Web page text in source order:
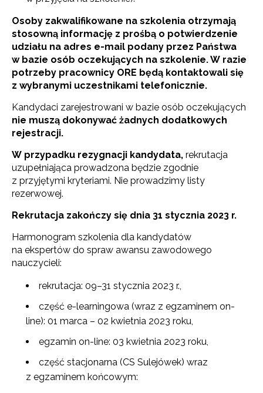
Osoby zakwalifikowane na szkolenia otrzymają
stosowną informację z prośbą o potwierdzenie
udziału na adres e-mail podany przez Państwa
w bazie osób oczekujących na szkolenie. W razie
potrzeby pracownicy ORE będą kontaktowali się
z wybranymi uczestnikami telefonicznie.
Kandydaci zarejestrowani w bazie osób oczekujących
nie muszą dokonywać żadnych dodatkowych
rejestracji.
W przypadku rezygnacji kandydata, rekrutacja
uzupełniająca prowadzona będzie zgodnie
z przyjętymi kryteriami. Nie prowadzimy listy
rezerwowej.
Rekrutacja zakończy się dnia 31 stycznia 2023 r.
Harmonogram szkolenia dla kandydatów
na ekspertów do spraw awansu zawodowego
nauczycieli:
rekrutacja: 09–31 stycznia 2023 r.,
część e-learningowa (wraz z egzaminem on-
line): 01 marca – 02 kwietnia 2023 roku,
egzamin on-line: 03 kwietnia 2023 roku,
część stacjonarna (CS Sulejówek) wraz
z egzaminem końcowym: